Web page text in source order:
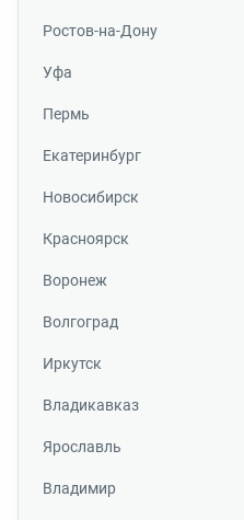
Ростов-на-Дону
Уфа
Пермь
Екатеринбург
Новосибирск
Красноярск
Воронеж
Волгоград
Иркутск
Владикавказ
Ярославль
Владимир